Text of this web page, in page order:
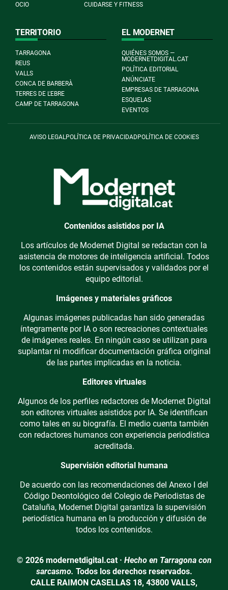
OCIO
CUIDARSE Y FITNESS
TERRITORIO
TARRAGONA
REUS
VALLS
CONCA DE BARBERÀ
TERRES DE L'EBRE
CAMP DE TARRAGONA
EL MODERNET
QUIÉNES SOMOS —
MODERNETDIGITAL.CAT
POLÍTICA EDITORIAL
ANÚNCIATE
EMPRESAS DE TARRAGONA
ESQUELAS
EVENTOS
AVISO LEGAL POLÍTICA DE PRIVACIDADPOLÍTICA DE COOKIES
Contenidos asistidos por IA
Los artículos de Modernet Digital se redactan con la
asistencia de motores de inteligencia artificial. Todos
los contenidos están supervisados y validados por el
equipo editorial.
Imágenes y materiales gráficos
Algunas imágenes publicadas han sido generadas
íntegramente por IA o son recreaciones contextuales
de imágenes reales. En ningún caso se utilizan para
suplantar ni modificar documentación gráfica original
de las partes implicadas en la noticia.
Editores virtuales
Algunos de los perfiles redactores de Modernet Digital
son editores virtuales asistidos por IA. Se identifican
como tales en su biografía. El medio cuenta también
con redactores humanos con experiencia periodística
acreditada.
Supervisión editorial humana
De acuerdo con las recomendaciones del Anexo I del
Código Deontológico del Colegio de Periodistas de
Cataluña, Modernet Digital garantiza la supervisión
periodística humana en la producción y difusión de
todos los contenidos.
© 2026 modernetdigital.cat · Hecho en Tarragona con
sarcasmo. Todos los derechos reservados.
CALLE RAIMON CASELLAS 18, 43800 VALLS,